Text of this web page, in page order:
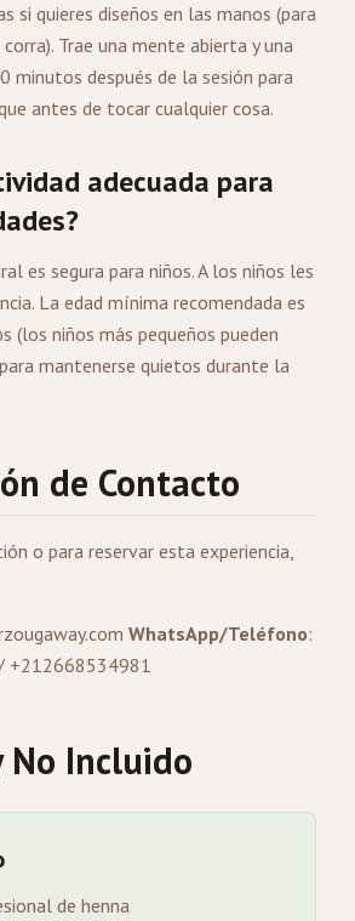
si quieres diseños en las manos (para
Trae una mente abierta y una
minutos después de la sesión para
antes de tocar cualquier cosa.
adecuada para
es segura para niños. A los niños les
La edad mínima recomendada es
(los niños más pequeños pueden
mantenerse quietos durante la
de Contacto
o para reservar esta experiencia,
WhatsApp/Teléfono:
+212668534981
No Incluido
de henna